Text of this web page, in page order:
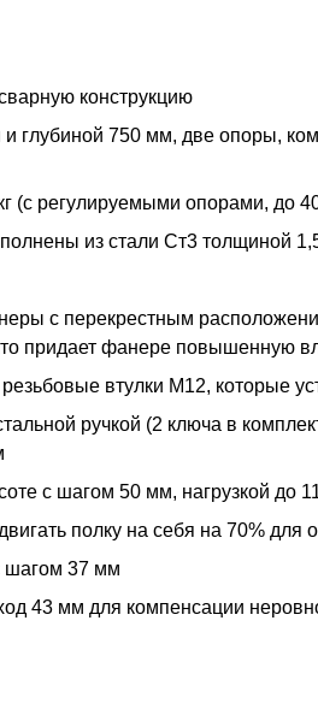
конструкцию
750 мм, две опоры,
(с регулируемыми опорами, до
из стали Ст3 толщиной
с перекрестным
придает фанере повышенную
втулки М12, которые
ручкой (2 ключа в
с шагом 50 мм, нагрузкой до
полку на себя на 70% для
шагом 37 мм
43 мм для компенсации